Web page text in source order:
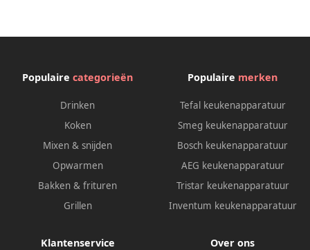
maatbeker spatel en
Warmhoudfunctie RVS
Rice Cooker Mini met
Populaire categorieën
Drinken
Koken
Mixen & snijden
Opwarmen
Bakken & frituren
Grillen
Populaire merken
Tefal keukenapparatuur
Smeg keukenapparatuur
Bosch keukenapparatuur
AEG keukenapparatuur
Tristar keukenapparatuur
Inventum keukenapparatuur
Klantenservice Over ons